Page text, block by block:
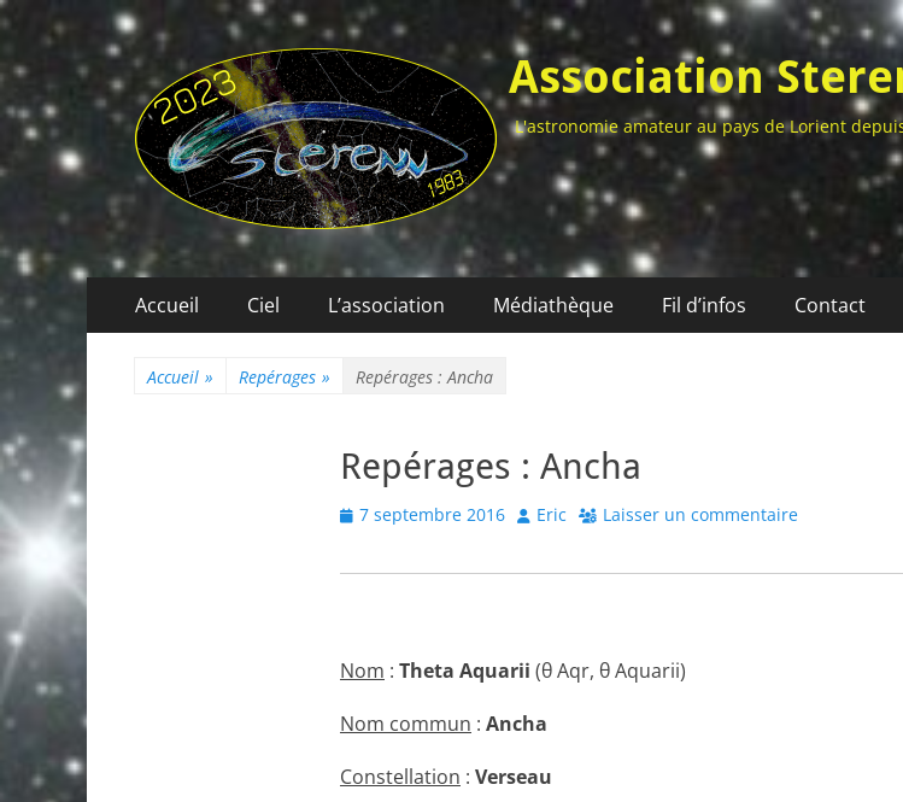
Association
L'astronomie amateur au pays de Lorient
Menu
principal
Accueil Ciel L’association Médiathèque Fil d’infos Contact
Accueil » Repérages » Repérages : Ancha
Repérages : Ancha
Posted
7 septembre 2016 Author
Eric Laisser un commentaire
Nom : Theta Aquarii (θ Aqr, θ Aquarii)
Nom commun : Ancha
Constellation : Verseau